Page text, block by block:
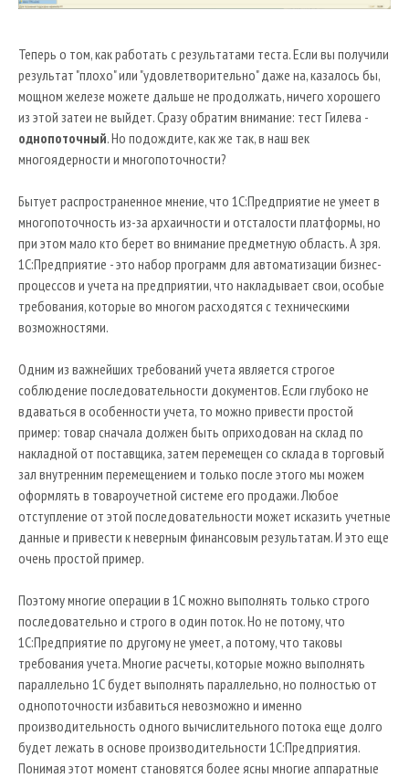
Теперь о том, как работать с результатами теста. Если вы получили
результат "плохо" или "удовлетворительно" даже на, казалось бы,
мощном железе можете дальше не продолжать, ничего хорошего
из этой затеи не выйдет. Сразу обратим внимание: тест Гилева -
однопоточный. Но подождите, как же так, в наш век
многоядерности и многопоточности?
Бытует распространенное мнение, что 1С:Предприятие не умеет в
многопоточность из-за архаичности и отсталости платформы, но
при этом мало кто берет во внимание предметную область. А зря.
1С:Предприятие - это набор программ для автоматизации бизнес-
процессов и учета на предприятии, что накладывает свои, особые
требования, которые во многом расходятся с техническими
возможностями.
Одним из важнейших требований учета является строгое
соблюдение последовательности документов. Если глубоко не
вдаваться в особенности учета, то можно привести простой
пример: товар сначала должен быть оприходован на склад по
накладной от поставщика, затем перемещен со склада в торговый
зал внутренним перемещением и только после этого мы можем
оформлять в товароучетной системе его продажи. Любое
отступление от этой последовательности может исказить учетные
данные и привести к неверным финансовым результатам. И это еще
очень простой пример.
Поэтому многие операции в 1С можно выполнять только строго
последовательно и строго в один поток. Но не потому, что
1С:Предприятие по другому не умеет, а потому, что таковы
требования учета. Многие расчеты, которые можно выполнять
параллельно 1С будет выполнять параллельно, но полностью от
однопоточности избавиться невозможно и именно
производительность одного вычислительного потока еще долго
будет лежать в основе производительности 1С:Предприятия.
Понимая этот момент становятся более ясны многие аппаратные